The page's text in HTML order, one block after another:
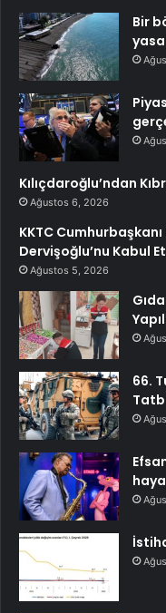
Bir
Kılıçdaroğlu’ndan
Ağustos 6, 2026
KKTC
Dervişoğlu’nu Kabul
Ağustos 5, 2026
66.